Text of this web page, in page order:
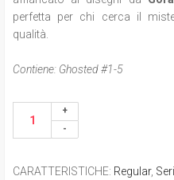
perfetta per chi cerca il
qualità.
Contiene: Ghosted #1-5
CARATTERISTICHE: Regular,